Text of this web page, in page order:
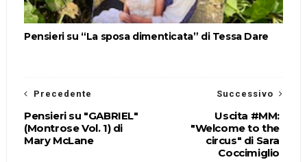
Pensieri su “La sposa dimenticata” di Tessa Dare
Successivo
Uscita #MM:
"Welcome to the
circus" di Sara
Coccimiglio
Precedente
Pensieri su "GABRIEL"
(Montrose Vol. 1) di
Mary McLane